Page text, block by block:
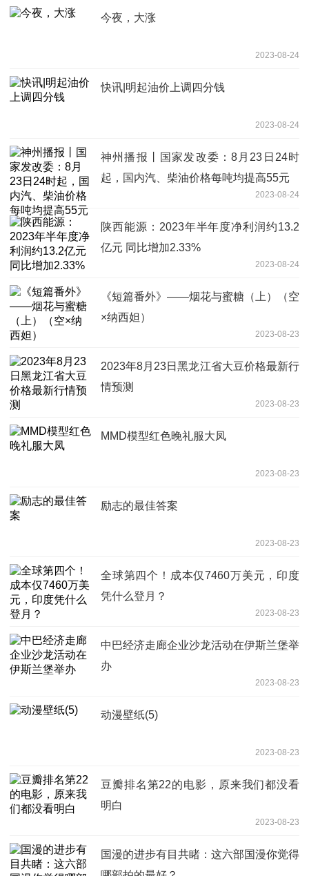
今夜，大涨
2023-08-24
快讯|明起油价上调四分钱
2023-08-24
神州播报丨国家发改委：8月23日24时
起，国内汽、柴油价格每吨均提高55元
2023-08-24
陕西能源：2023年半年度净利润约13.2
亿元 同比增加2.33%
2023-08-24
《短篇番外》——烟花与蜜糖（上）（空
×纳西妲）
2023-08-23
2023年8月23日黑龙江省大豆价格最新行
情预测
2023-08-23
MMD模型红色晚礼服大凤
2023-08-23
励志的最佳答案
2023-08-23
全球第四个！成本仅7460万美元，印度
凭什么登月？
2023-08-23
中巴经济走廊企业沙龙活动在伊斯兰堡举
办
2023-08-23
动漫壁纸(5)
2023-08-23
豆瓣排名第22的电影，原来我们都没看
明白
2023-08-23
国漫的进步有目共睹：这六部国漫你觉得